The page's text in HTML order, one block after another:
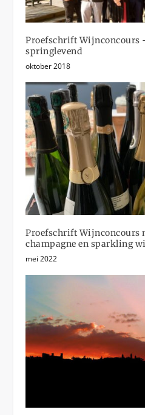
Proefschrift Wijnconcours
springlevend
oktober 2018
Proefschrift Wijnconcours
champagne en sparkling
mei 2022